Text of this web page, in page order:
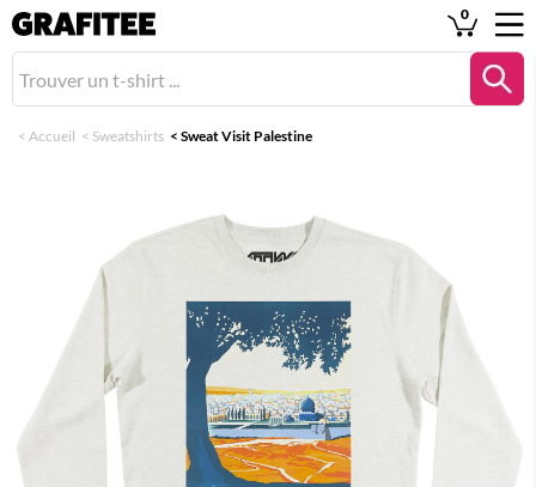
0
< Accueil < Sweatshirts < Sweat Visit Palestine